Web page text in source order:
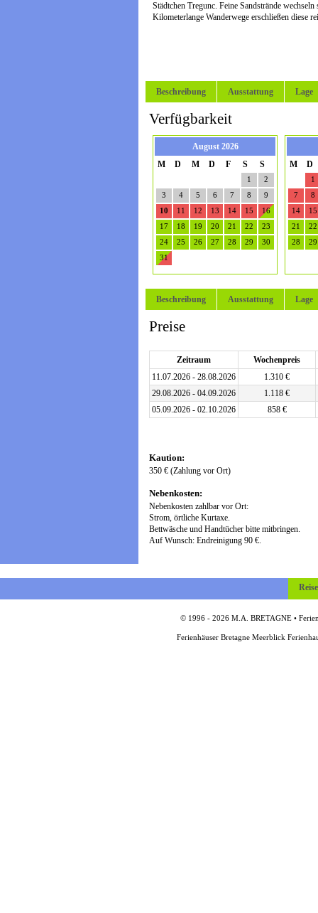
Städtchen Tregunc. Feine Sandstrände
Kilometerlange Wanderwege erschließen diese
Beschreibung Ausstattung Lage
Verfügbarkeit
August 2026
M
D M D F S S
1
2
3
4 5 6 7 8
9
10
11 12 13 14 15
16
17
18 19 20 21 22
23
24
25 26 27 28 29
30
31
M D
1
7
8
14
15
21
22
28
29
Beschreibung Ausstattung Lage
Preise
Zeitraum
Wochenpreis
11.07.2026 - 28.08.2026
1.310 €
29.08.2026 - 04.09.2026
1.118 €
05.09.2026 - 02.10.2026
858 €
Kaution:
350 € (Zahlung vor Ort)
Nebenkosten:
Nebenkosten zahlbar vor Ort:
Strom, örtliche Kurtaxe.
Bettwäsche und Handtücher bitte mitbringen.
Auf Wunsch: Endreinigung 90 €.
© 1996 - 2026 M.A. BRETAGNE •
Ferienhäuser Bretagne Meerblick